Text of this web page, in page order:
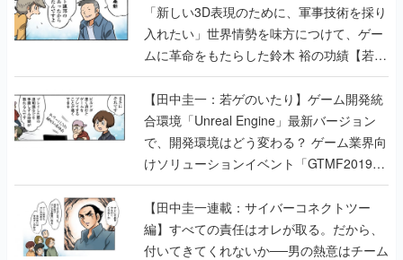
「新しい3D表現のために、軍事技術を採り
入れたい」世界情勢を味方につけて、ゲー
ムに革命をもたらした鈴木 裕の功績【若ゲ
のいたり】
【田中圭一：若ゲのいたり】ゲーム開発統
合環境「Unreal Engine」最新バージョン
で、開発環境はどう変わる？ ゲーム業界向
けソリューションイベント「GTMF2019」
に行って、より理解を深めよう【PR】
【田中圭一連載：サイバーコネクトツー
編】すべての責任はオレが取る。だから、
付いてきてくれないか──男の熱意はチーム